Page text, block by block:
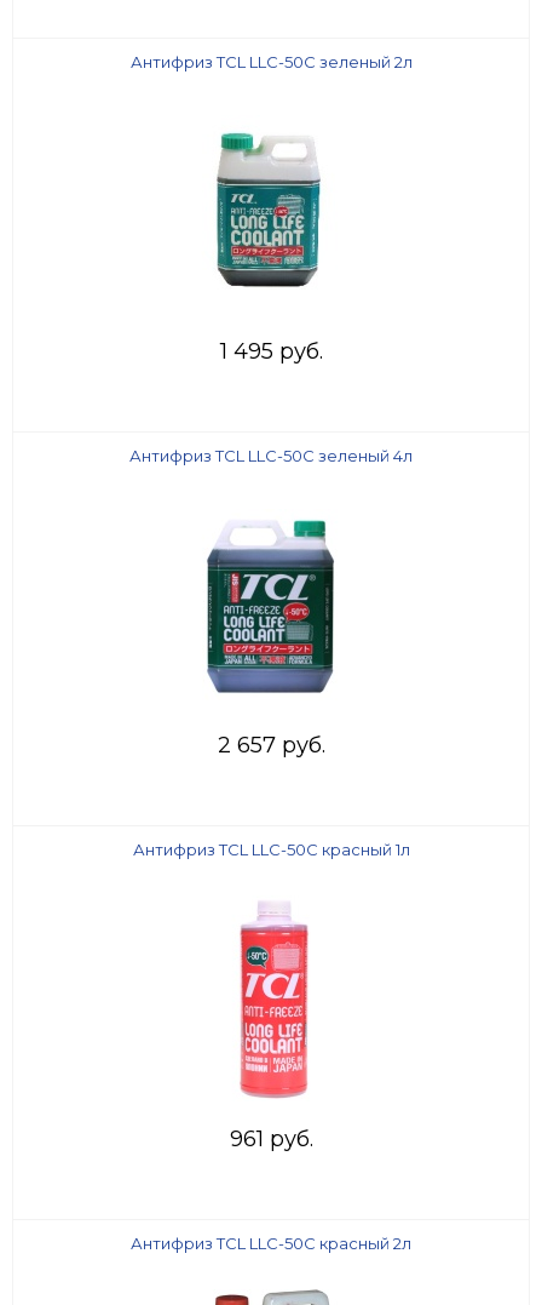
Антифриз TCL LLC-50C зеленый 2л
1 495 руб.
Антифриз TCL LLC-50C зеленый 4л
2 657 руб.
Антифриз TCL LLC-50C красный 1л
961 руб.
Антифриз TCL LLC-50C красный 2л